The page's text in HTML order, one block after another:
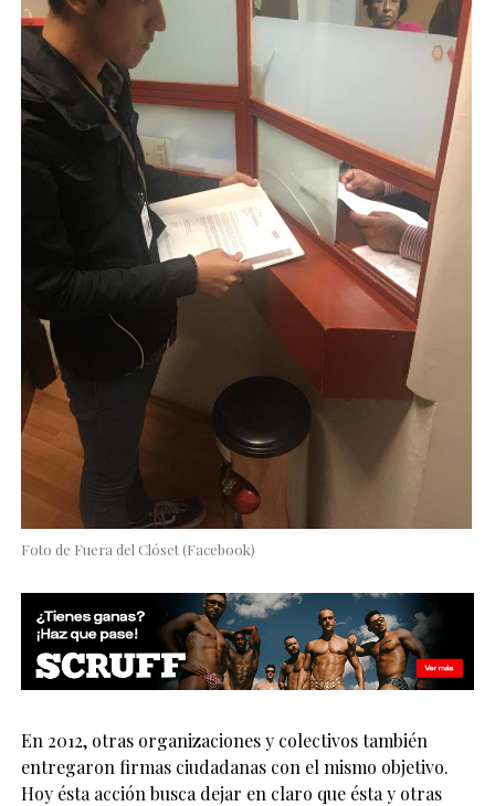
Foto de Fuera del Clóset (Facebook)
En 2012, otras organizaciones y colectivos también
entregaron firmas ciudadanas con el mismo objetivo.
Hoy ésta acción busca dejar en claro que ésta y otras